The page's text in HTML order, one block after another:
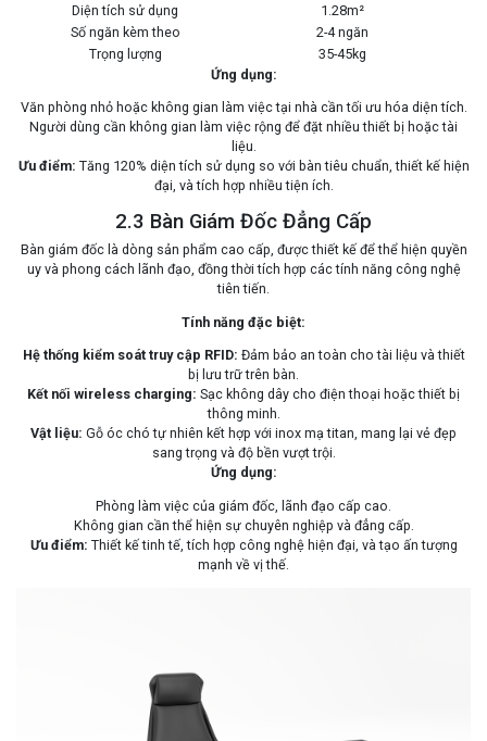
Diện tích sử dụng
1.28m²
Số ngăn kèm theo
2-4 ngăn
Trọng lượng
35-45kg
Ứng dụng:
Văn phòng nhỏ hoặc không gian làm việc tại nhà cần tối ưu hóa diện tích.
Người dùng cần không gian làm việc rộng để đặt nhiều thiết bị hoặc tài
liệu.
Ưu điểm: Tăng 120% diện tích sử dụng so với bàn tiêu chuẩn, thiết kế hiện
đại, và tích hợp nhiều tiện ích.
2.3 Bàn Giám Đốc Đẳng Cấp
Bàn giám đốc là dòng sản phẩm cao cấp, được thiết kế để thể hiện quyền
uy và phong cách lãnh đạo, đồng thời tích hợp các tính năng công nghệ
tiên tiến.
Tính năng đặc biệt:
Hệ thống kiểm soát truy cập RFID: Đảm bảo an toàn cho tài liệu và thiết
bị lưu trữ trên bàn.
Kết nối wireless charging: Sạc không dây cho điện thoại hoặc thiết bị
thông minh.
Vật liệu: Gỗ óc chó tự nhiên kết hợp với inox mạ titan, mang lại vẻ đẹp
sang trọng và độ bền vượt trội.
Ứng dụng:
Phòng làm việc của giám đốc, lãnh đạo cấp cao.
Không gian cần thể hiện sự chuyên nghiệp và đẳng cấp.
Ưu điểm: Thiết kế tinh tế, tích hợp công nghệ hiện đại, và tạo ấn tượng
mạnh về vị thế.